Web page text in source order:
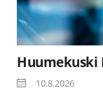
10.8.2026